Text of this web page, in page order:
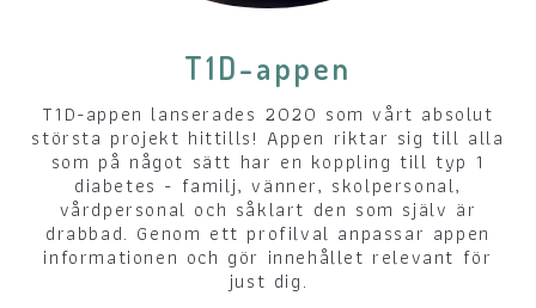
T1D-appen
T1D-appen lanserades 2020 som vårt absolut
största projekt hittills! Appen riktar sig till alla
som på något sätt har en koppling till typ 1
diabetes - familj, vänner, skolpersonal,
vårdpersonal och såklart den som själv är
drabbad. Genom ett profilval anpassar appen
informationen och gör innehållet relevant för
just dig.